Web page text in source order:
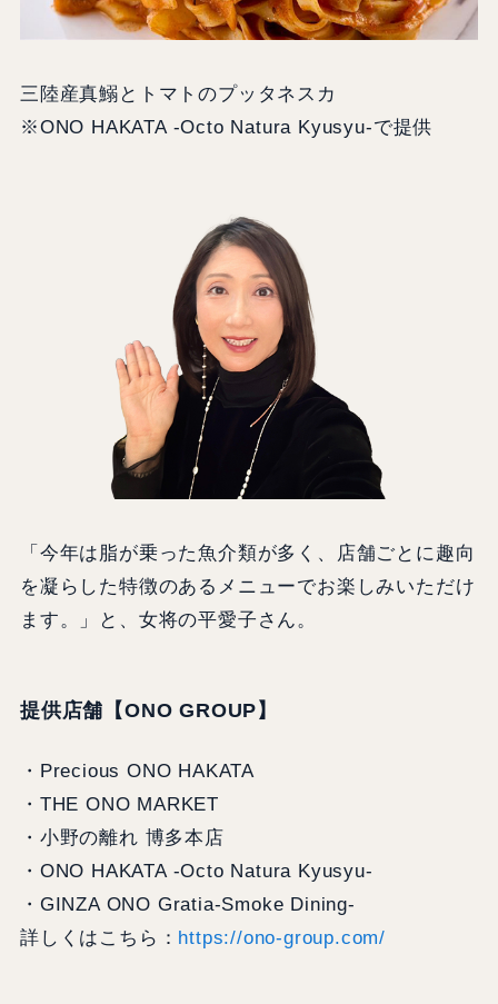
三陸産真鰯とトマトのプッタネスカ
※ONO HAKATA -Octo Natura Kyusyu-で提供
「今年は脂が乗った魚介類が多く、店舗ごとに趣向
を凝らした特徴のあるメニューでお楽しみいただけ
ます。」と、女将の平愛子さん。
提供店舗【ONO GROUP】
・Precious ONO HAKATA
・THE ONO MARKET
・小野の離れ 博多本店
・ONO HAKATA -Octo Natura Kyusyu-
・GINZA ONO Gratia-Smoke Dining-
詳しくはこちら： https://ono-group.com/